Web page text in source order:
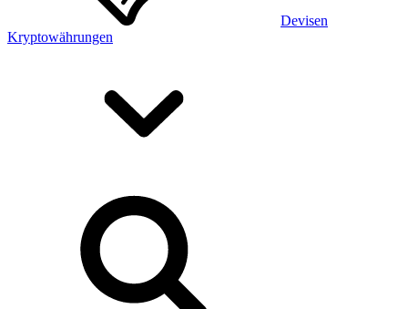
Devisen
Kryptowährungen